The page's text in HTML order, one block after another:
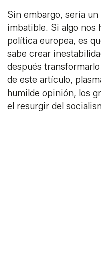
Sin embargo, sería
imbatible. Si algo nos
política europea, es
sabe crear
después
de este artículo,
humilde opinión, los
el resurgir del